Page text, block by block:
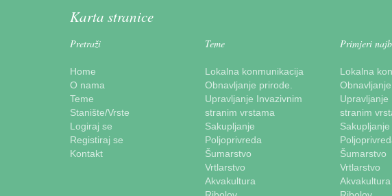
Karta stranice
Pretraži
Home
O nama
Teme
Stanište/Vrste
Logiraj se
Registiraj se
Kontakt
Teme
Lokalna konmunikacija
Obnavljanje prirode.
Upravljanje Invazivnim
stranim vrstama
Sakupljanje
Poljoprivreda
Šumarstvo
Vrtlarstvo
Akvakultura
Primjeri
Lokalna
Upravljanje
stranim
Sakupljanje
Šumarstvo
Vrtlarstvo
Akvakultura